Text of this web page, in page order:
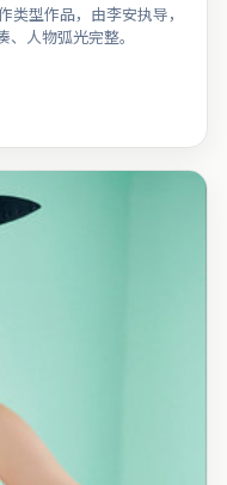
型作品，由李安执导，
人物弧光完整。